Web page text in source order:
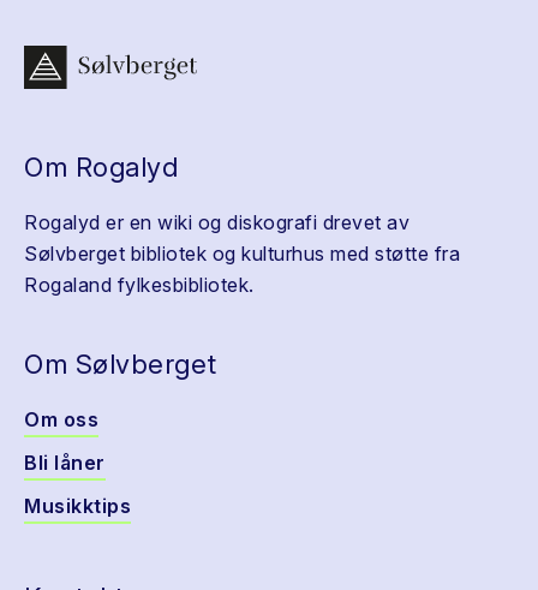
Om Rogalyd
Rogalyd er en wiki og diskografi drevet av
Sølvberget bibliotek og kulturhus med støtte fra
Rogaland fylkesbibliotek.
Om Sølvberget
Om oss
Bli låner
Musikktips